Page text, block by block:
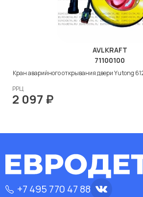
AVLKRAFT
71100100
Кран аварийного открывания двери Yutong
РРЦ
2 097 ₽
+7 495 770 47 88